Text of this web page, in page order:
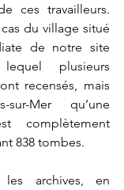
ces travailleurs.
du village situé
de notre site
plusieurs
recensés, mais
Mer qu’une
complètement
838 tombes.
les archives, en